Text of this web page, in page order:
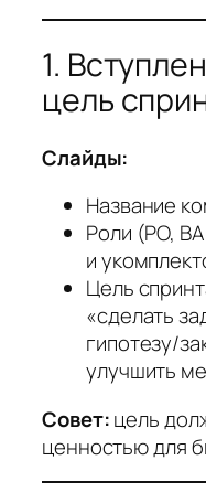
1.
цель
Слайды:
Название
Роли (PO,
и
Цель
«сделать
гипотезу/
улучшить
Совет:цель
ценностью для